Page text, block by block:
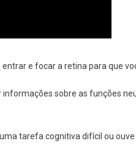
e focar a retina para que
sobre as funções
tarefa cognitiva difícil ou